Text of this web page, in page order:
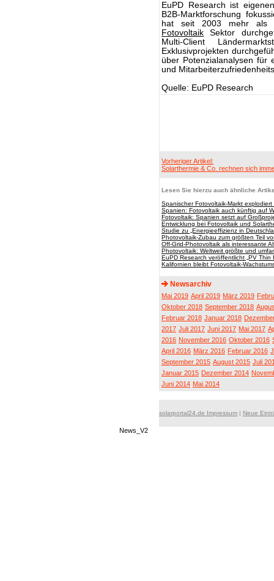
EuPD Research ist
B2B-Marktforschung
hat seit 2003 mehr als
Fotovoltaik Sektor
Multi-Client
Exklusivprojekten
über Potenzialanalysen für
und
Quelle: EuPD Research
Vorheriger Artikel:
Solarthermie & Co. rechnen sich
Lesen Sie hierzu auch ähnliche
Spanischer Fotovoltaik-Markt
Spanien: Fotovoltaik auch künftig auf
Fotovoltaik: Spanien setzt auf
Entwicklung bei Fotovoltaik und
Studie zu „Energieeffizienz in
Photovoltaik-Zubau zum größten Teil
Off-Grid-Photovoltaik als interessante
Photovoltaik: Weltweit größte und
EuPD Research veröffentlicht „PV Thin
Kalifornien bleibt Fotovoltaik-
Newsarchiv
Mai 2019 April 2019 März 2019
Oktober 2018 September 2018
Februar 2018 Januar 2018
2017 Juli 2017 Juni 2017 Mai 2017
2016 November 2016 Oktober 2016
April 2016 März 2016 Februar 2016
September 2015 August 2015 Juli
Januar 2015 Dezember 2014
Juni 2014 Mai 2014
solarportal24.de Impressum | Neue
News_V2